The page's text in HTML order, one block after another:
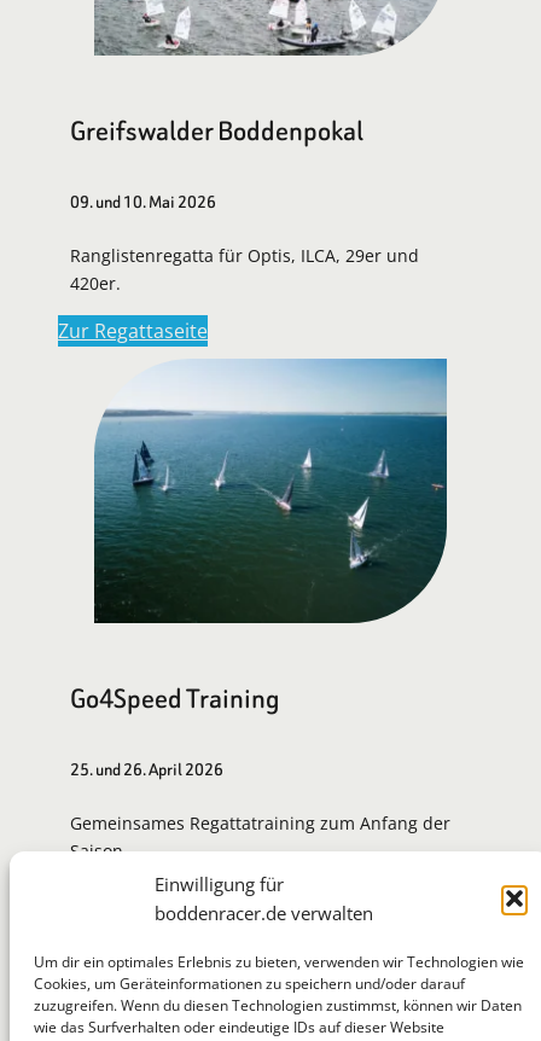
Einwilligung für
boddenracer.de verwalten
Um dir ein optimales Erlebnis zu bieten, verwenden wir Technologien wie
Cookies, um Geräteinformationen zu speichern und/oder darauf
zuzugreifen. Wenn du diesen Technologien zustimmst, können wir Daten
wie das Surfverhalten oder eindeutige IDs auf dieser Website
Greifswalder Boddenpokal
09. und 10. Mai 2026
Ranglistenregatta für Optis, ILCA, 29er und
420er.
Zur Regattaseite
Go4Speed Training
25. und 26. April 2026
Gemeinsames Regattatraining zum Anfang der
Saison.
Zur Eventseite
BoddenRacer